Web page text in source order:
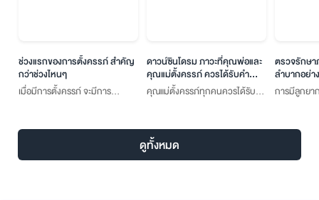
ช่วงแรกของการตั้งครรภ์ สำคัญ
กว่าช่วงไหนๆ
เมื่อมีการตั้งครรภ์ จะมีการ
สงสัยหรือพบอาการผิดปกติแม้
ดาวน์ซินโดรม ภาวะที่คุณพ่อและ
คุณแม่ตั้งครรภ์ ควรได้รับคำ
แนะนำ
คุณแม่ตั้งครรภ์ทุกคนควรได้รับ
ตรวจได้ทั้งจากการตรวจเลือดและ
จากการตรวจน้ำคร่ำตามความ
ตรวจรักษา
ลำบากอย่
การมีลูกยา
กำเนิดเป็
ดูทั้งหมด